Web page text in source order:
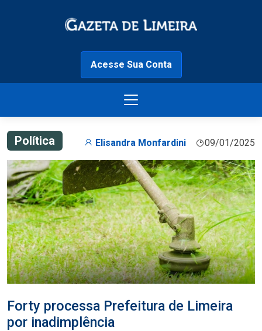
Acesse Sua Conta
Política Elisandra Monfardini 09/01/2025
Forty processa Prefeitura de Limeira
por inadimplência